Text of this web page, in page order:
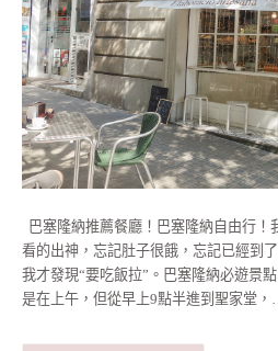
巴塞隆納推薦餐廳！巴塞隆納自由行！
看的出神，忘記肚子很餓，忘記已經到
我才發現“要吃飯拉”。巴塞隆納必遊景
是在上午，但從早上9點半進到聖家堂，…